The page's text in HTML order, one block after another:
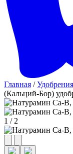
Главная /Удобрения
(Кальций-Бор)
1 / 2